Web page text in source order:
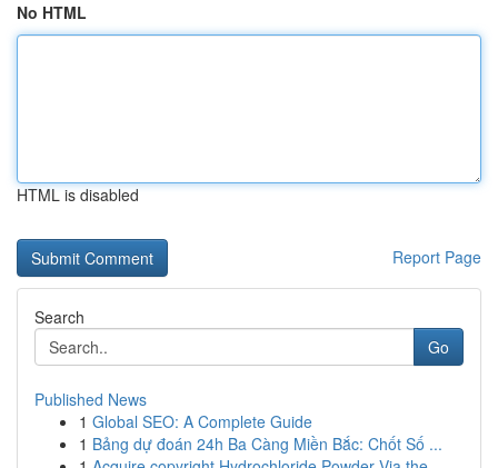
No HTML
HTML is disabled
Report Page
Search
Go
Published News
1 Global SEO: A Complete Guide
1 Bảng dự đoán 24h Ba Càng Miền Bắc: Chốt Số ...